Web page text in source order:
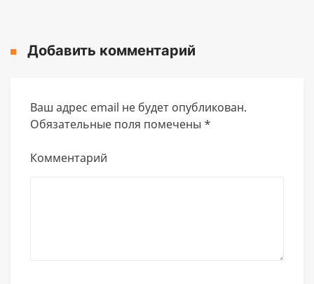
Добавить комментарий
Ваш адрес email не будет опубликован.
Обязательные поля помечены *
Комментарий